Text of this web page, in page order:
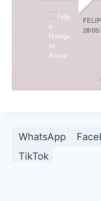
28/
WhatsApp
TikTok